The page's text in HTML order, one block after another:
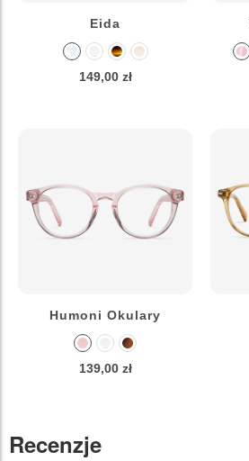
Eida
149,00 zł
Humoni Okulary
139,00 zł
Recenzje